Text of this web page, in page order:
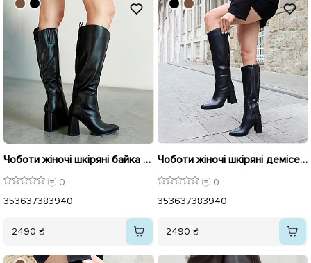
Чоботи жіночі шкіряні байка хутро 595854 Чорні
0
353637383940
2490 ₴
Чоботи жіночі шкіряні демісезонні 595853 Чорні
0
353637383940
2490 ₴